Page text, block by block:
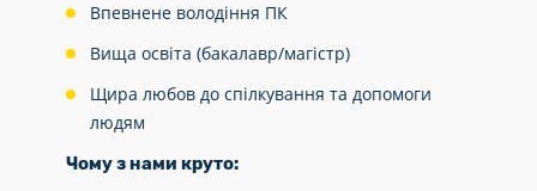
Впевнене володіння ПК
Вища освіта (бакалавр/магістр)
Щира любов до спілкування та допомоги
людям
Чому з нами круто: